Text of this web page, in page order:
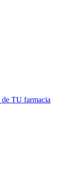
de TU farmacia